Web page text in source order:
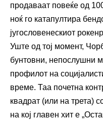
продаваат повеќе од
ноќ го катапултира
југословенескиот
Уште од тој момент,
бунтовни, непослушни
профилот на
време. Таа почетна
квадрат (или на трета)
на кој главен хит е